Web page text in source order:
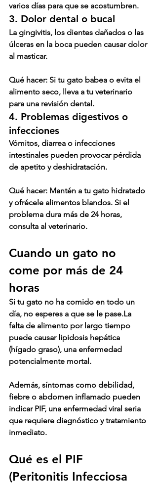
varios días para que se acostumbren.
3. Dolor dental o bucal
La gingivitis, los dientes dañados o las
úlceras en la boca pueden causar dolor
al masticar.
Qué hacer: Si tu gato babea o evita el
alimento seco, lleva a tu veterinario
para una revisión dental.
4. Problemas digestivos o
infecciones
Vómitos, diarrea o infecciones
intestinales pueden provocar pérdida
de apetito y deshidratación.
Qué hacer: Mantén a tu gato hidratado
y ofrécele alimentos blandos. Si el
problema dura más de 24 horas,
consulta al veterinario.
Cuando un gato no
come por más de 24
horas
Si tu gato no ha comido en todo un
día, no esperes a que se le pase.La
falta de alimento por largo tiempo
puede causar lipidosis hepática
(hígado graso), una enfermedad
potencialmente mortal.
Además, síntomas como debilidad,
fiebre o abdomen inflamado pueden
indicar PIF, una enfermedad viral seria
que requiere diagnóstico y tratamiento
inmediato.
Qué es el PIF
(Peritonitis Infecciosa